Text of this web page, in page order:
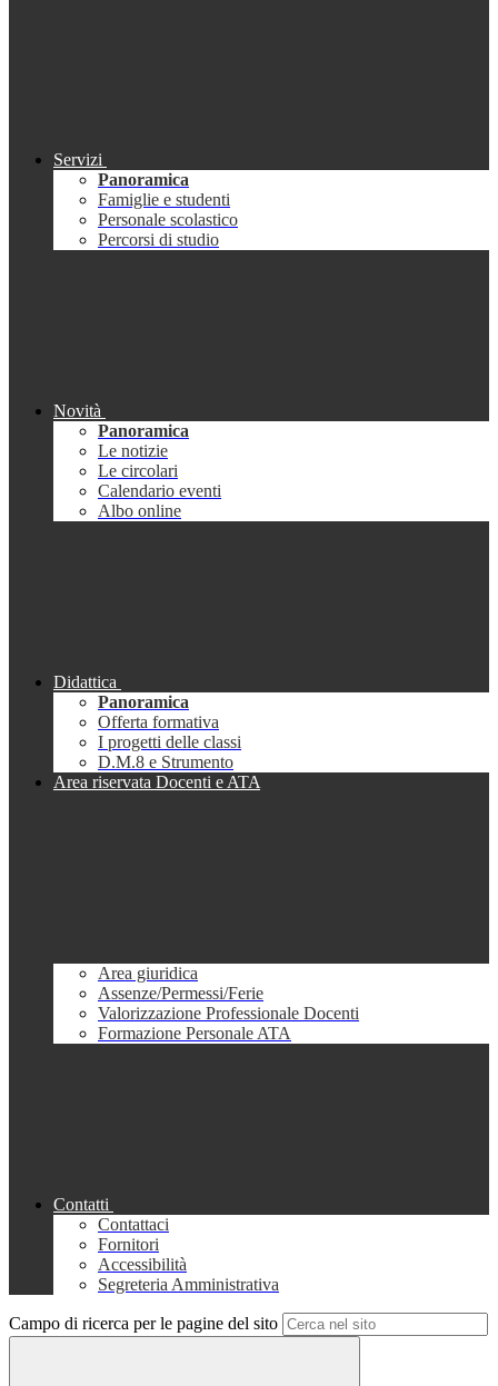
Servizi
Panoramica
Famiglie e studenti
Personale scolastico
Percorsi di studio
Novità
Panoramica
Le notizie
Le circolari
Calendario eventi
Albo online
Didattica
Panoramica
Offerta formativa
I progetti delle classi
D.M.8 e Strumento
Area riservata Docenti e ATA
Area giuridica
Assenze/Permessi/Ferie
Valorizzazione Professionale Docenti
Formazione Personale ATA
Contatti
Contattaci
Fornitori
Accessibilità
Segreteria Amministrativa
Campo di ricerca per le pagine del sito